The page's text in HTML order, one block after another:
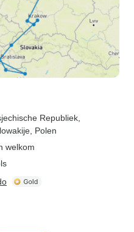
Republiek
, Polen
welkom